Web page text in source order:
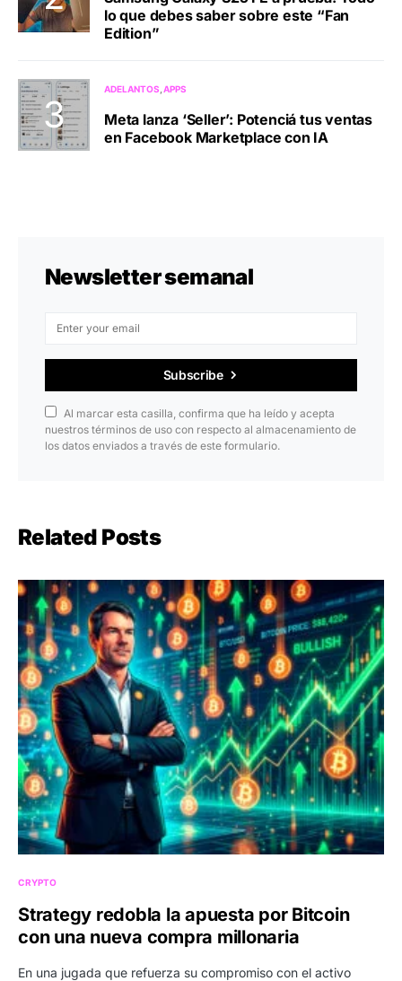
lo que debes saber sobre este “Fan
Edition”
ADELANTOS APPS
Meta lanza ‘Seller’: Potenciá tus ventas
en Facebook Marketplace con IA
Newsletter semanal
Subscribe
Al marcar esta casilla, confirma que ha leído y acepta
nuestros términos de uso con respecto al almacenamiento de
los datos enviados a través de este formulario.
Related Posts
CRYPTO
Strategy redobla la apuesta por Bitcoin
con una nueva compra millonaria
En una jugada que refuerza su compromiso con el activo